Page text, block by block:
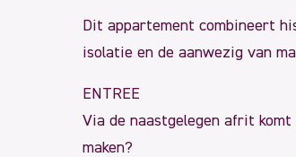
Dit appartement combineert
isolatie en de aanwezig van
ENTREE
Via de naastgelegen afrit
maken?